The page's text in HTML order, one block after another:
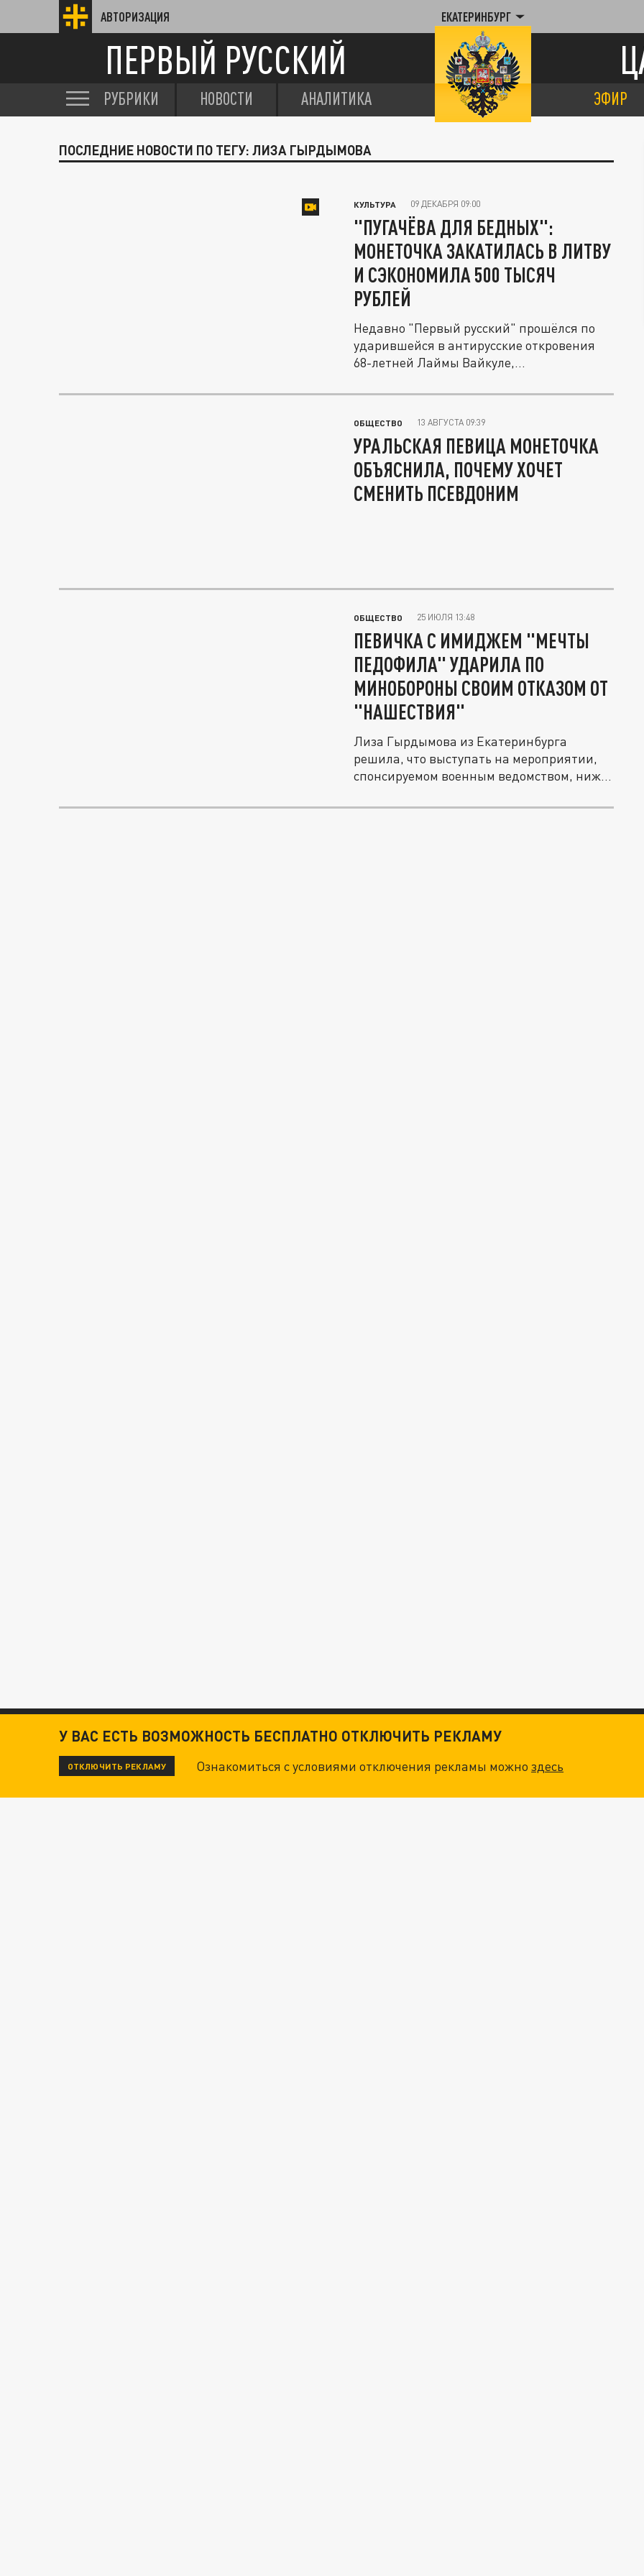
АВТОРИЗАЦИЯ ЕКАТЕРИНБУРГ
ПЕРВЫЙ РУССКИЙ
РУБРИКИ НОВОСТИ АНАЛИТИКА ЭФИР
ПОСЛЕДНИЕ НОВОСТИ ПО ТЕГУ: ЛИЗА ГЫРДЫМОВА
КУЛЬТУРА 09 ДЕКАБРЯ 09:00
"ПУГАЧЁВА ДЛЯ БЕДНЫХ":
МОНЕТОЧКА ЗАКАТИЛАСЬ В ЛИТВУ
И СЭКОНОМИЛА 500 ТЫСЯЧ
РУБЛЕЙ
Недавно "Первый русский" прошёлся по
ударившейся в антирусские откровения
68-летней Лаймы Вайкуле,...
ОБЩЕСТВО 13 АВГУСТА 09:39
УРАЛЬСКАЯ ПЕВИЦА МОНЕТОЧКА
ОБЪЯСНИЛА, ПОЧЕМУ ХОЧЕТ
СМЕНИТЬ ПСЕВДОНИМ
ОБЩЕСТВО 25 ИЮЛЯ 13:48
ПЕВИЧКА С ИМИДЖЕМ "МЕЧТЫ
ПЕДОФИЛА" УДАРИЛА ПО
МИНОБОРОНЫ СВОИМ ОТКАЗОМ ОТ
"НАШЕСТВИЯ"
Лиза Гырдымова из Екатеринбурга
решила, что выступать на мероприятии,
спонсируемом военным ведомством, ниже
У ВАС ЕСТЬ ВОЗМОЖНОСТЬ БЕСПЛАТНО ОТКЛЮЧИТЬ РЕКЛАМУ
ОТКЛЮЧИТЬ РЕКЛАМУ Ознакомиться с условиями отключения рекламы можноздесь